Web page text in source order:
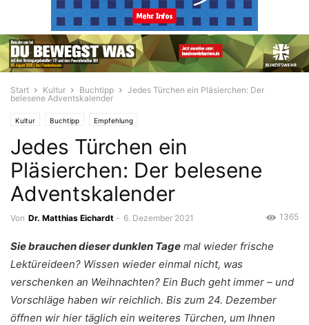
Start Kultur Buchtipp
Jedes Türchen ein Pläsierchen: Der
belesene Adventskalender
Kultur Buchtipp Empfehlung
Jedes Türchen ein
Pläsierchen: Der belesene
Adventskalender
Von Dr. Matthias Eichardt - 6. Dezember 2021 1365
Sie brauchen dieser dunklen Tage mal wieder frische
Lektüreideen? Wissen wieder einmal nicht, was
verschenken an Weihnachten? Ein Buch geht immer – und
Vorschläge haben wir reichlich. Bis zum 24. Dezember
öffnen wir hier täglich ein weiteres Türchen, um Ihnen